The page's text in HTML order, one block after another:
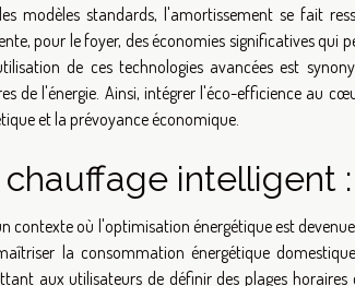
modèles standards, l'amortissement se fait
pour le foyer, des économies significatives
de ces technologies avancées est
de l'énergie. Ainsi, intégrer l'éco-efficience au
et la prévoyance économique.
chauffage intelligent
contexte où l'optimisation énergétique est
la consommation énergétique
aux utilisateurs de définir des plages